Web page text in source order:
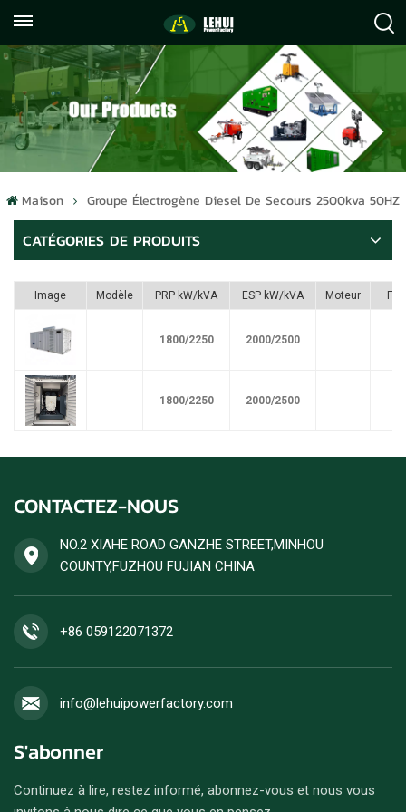
059122071372
info@lehuipowerfactory.com
Maison Groupe Électrogène Diesel De Secours 2500kva 50HZ
CATÉGORIES DE PRODUITS
Image Modèle PRP kW/kVA ESP kW/kVA Moteur
1800/2250 2000/2500
1800/2250 2000/2500
CONTACTEZ-NOUS
NO.2 XIAHE ROAD GANZHE STREET,MINHOU
COUNTY,FUZHOU FUJIAN CHINA
+86 059122071372
info@lehuipowerfactory.com
S'abonner
Continuez à lire, restez informé, abonnez-vous et nous vous